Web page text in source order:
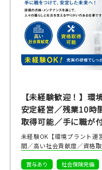
【未経験歓迎！】
安定経営／残業10時
取得可能／手に職が
未経験OK【環境プラント
間／高い社会貢献度／資格
賞与あり 社会保険完備